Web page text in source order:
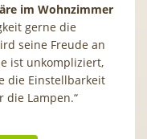
im Wohnzimmer
gerne die
seine Freude an
ist unkompliziert,
die Einstellbarkeit
Lampen.“